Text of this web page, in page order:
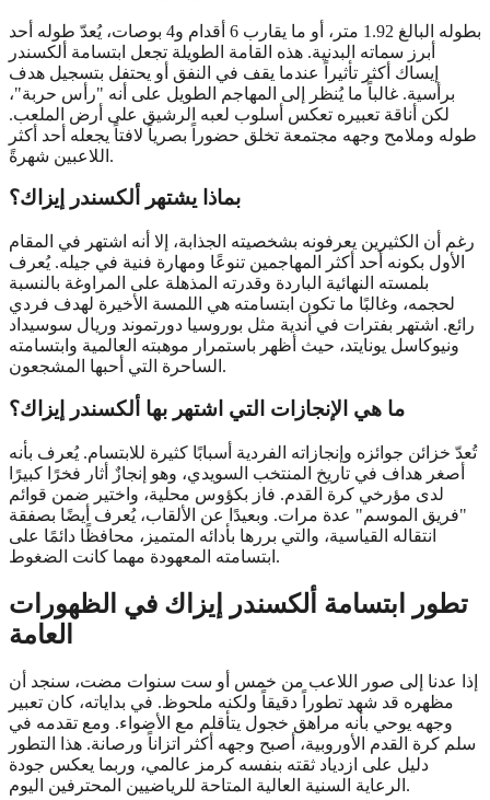
بطوله البالغ 1.92 متر، أو ما يقارب 6 أقدام و4 بوصات، يُعدّ طوله أحد
أبرز سماته البدنية. هذه القامة الطويلة تجعل ابتسامة ألكسندر
إيساك أكثر تأثيراً عندما يقف في النفق أو يحتفل بتسجيل هدف
برأسية. غالباً ما يُنظر إلى المهاجم الطويل على أنه "رأس حربة"،
لكن أناقة تعبيره تعكس أسلوب لعبه الرشيق على أرض الملعب.
طوله وملامح وجهه مجتمعة تخلق حضوراً بصرياً لافتاً يجعله أحد أكثر
اللاعبين شهرةً.
بماذا يشتهر ألكسندر إيزاك؟
رغم أن الكثيرين يعرفونه بشخصيته الجذابة، إلا أنه اشتهر في المقام
الأول بكونه أحد أكثر المهاجمين تنوعًا ومهارة فنية في جيله. يُعرف
بلمسته النهائية الباردة وقدرته المذهلة على المراوغة بالنسبة
لحجمه، وغالبًا ما تكون ابتسامته هي اللمسة الأخيرة لهدف فردي
رائع. اشتهر بفترات في أندية مثل بوروسيا دورتموند وريال سوسيداد
ونيوكاسل يونايتد، حيث أظهر باستمرار موهبته العالمية وابتسامته
الساحرة التي أحبها المشجعون.
ما هي الإنجازات التي اشتهر بها ألكسندر إيزاك؟
تُعدّ خزائن جوائزه وإنجازاته الفردية أسبابًا كثيرة للابتسام. يُعرف بأنه
أصغر هداف في تاريخ المنتخب السويدي، وهو إنجازٌ أثار فخرًا كبيرًا
لدى مؤرخي كرة القدم. فاز بكؤوس محلية، واختير ضمن قوائم
"فريق الموسم" عدة مرات. وبعيدًا عن الألقاب، يُعرف أيضًا بصفقة
انتقاله القياسية، والتي بررها بأدائه المتميز، محافظًا دائمًا على
ابتسامته المعهودة مهما كانت الضغوط.
تطور ابتسامة ألكسندر إيزاك في الظهورات
العامة
إذا عدنا إلى صور اللاعب من خمس أو ست سنوات مضت، سنجد أن
مظهره قد شهد تطوراً دقيقاً ولكنه ملحوظ. في بداياته، كان تعبير
وجهه يوحي بأنه مراهق خجول يتأقلم مع الأضواء. ومع تقدمه في
سلم كرة القدم الأوروبية، أصبح وجهه أكثر اتزاناً ورصانة. هذا التطور
دليل على ازدياد ثقته بنفسه كرمز عالمي، وربما يعكس جودة
الرعاية السنية العالية المتاحة للرياضيين المحترفين اليوم.